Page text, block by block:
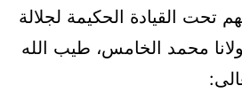
تحت القيادة الحكيمة لجلالة
محمد الخامس، طيب الله